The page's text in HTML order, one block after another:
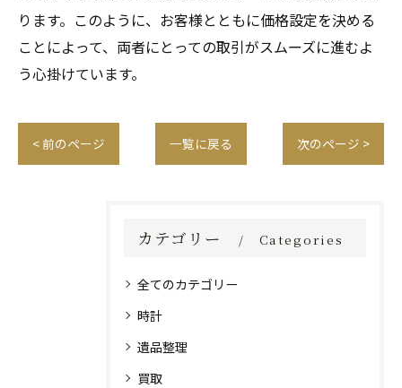
ります。このように、お客様とともに価格設定を決める
ことによって、両者にとっての取引がスムーズに進むよ
う心掛けています。
< 前のページ 一覧に戻る 次のページ >
カテゴリー Categories
全てのカテゴリー
時計
遺品整理
買取